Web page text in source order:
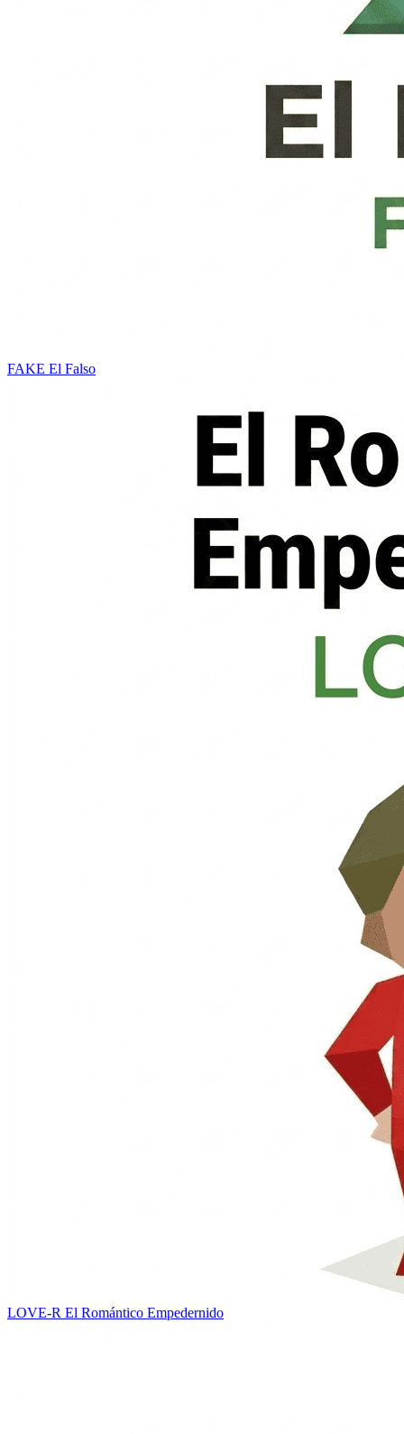
FAKE El Falso
LOVE-R El Romántico Empedernido